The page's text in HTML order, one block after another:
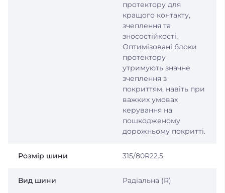
протектору для
кращого контакту,
зчеплення та
зносостійкості.
Оптимізовані блоки
протектору
утримують значне
зчеплення з
покриттям, навіть при
важких умовах
керування на
пошкодженому
дорожньому покритті.
Розмір шини 315/80R22.5
Вид шини Радіальна (R)